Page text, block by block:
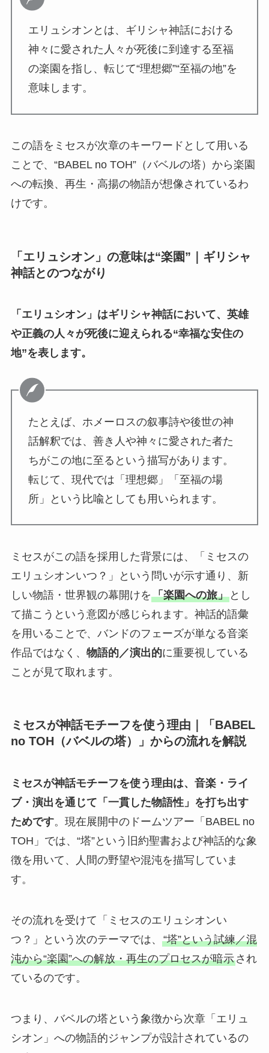
エリュシオンとは、ギリシャ神話における
神々に愛された人々が死後に到達する至福
の楽園を指し、転じて“理想郷”“至福の地”を
意味します。
この語をミセスが次章のキーワードとして用いる
ことで、“BABEL no TOH”（バベルの塔）から楽園
への転換、再生・高揚の物語が想像されているわ
けです。
「エリュシオン」の意味は“楽園”｜ギリシャ
神話とのつながり
「エリュシオン」はギリシャ神話において、英雄
や正義の人々が死後に迎えられる“幸福な安住の
地”を表します。
たとえば、ホメーロスの叙事詩や後世の神
話解釈では、善き人や神々に愛された者た
ちがこの地に至るという描写があります。
転じて、現代では「理想郷」「至福の場
所」という比喩としても用いられます。
ミセスがこの語を採用した背景には、「ミセスの
エリュシオンいつ？」という問いが示す通り、新
しい物語・世界観の幕開けを「楽園への旅」とし
て描こうという意図が感じられます。神話的語彙
を用いることで、バンドのフェーズが単なる音楽
作品ではなく、 物語的／演出的に重要視している
ことが見て取れます。
ミセスが神話モチーフを使う理由｜「BABEL
no TOH（バベルの塔）」からの流れを解説
ミセスが神話モチーフを使う理由は、音楽・ライ
ブ・演出を通じて「一貫した物語性」を打ち出す
ためです。現在展開中のドームツアー「BABEL no
TOH」では、“塔”という旧約聖書および神話的な象
徴を用いて、人間の野望や混沌を描写していま
す。
その流れを受けて「ミセスのエリュシオンい
つ？」という次のテーマでは、 “塔”という試練／混
沌から“楽園”への解放・再生のプロセスが暗示され
ているのです。
つまり、バベルの塔という象徴から次章「エリュ
シオン」への物語的ジャンプが設計されているの